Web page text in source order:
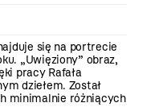
się na portrecie
„Uwięziony” obraz,
pracy Rafała
dziełem. Został
minimalnie różniących